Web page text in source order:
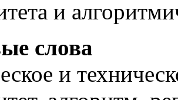
и
слова
и